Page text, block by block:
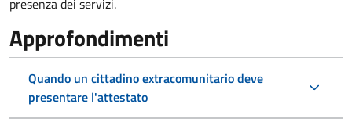
presenza dei servizi.
Approfondimenti
Quando un cittadino extracomunitario deve
presentare l'attestato